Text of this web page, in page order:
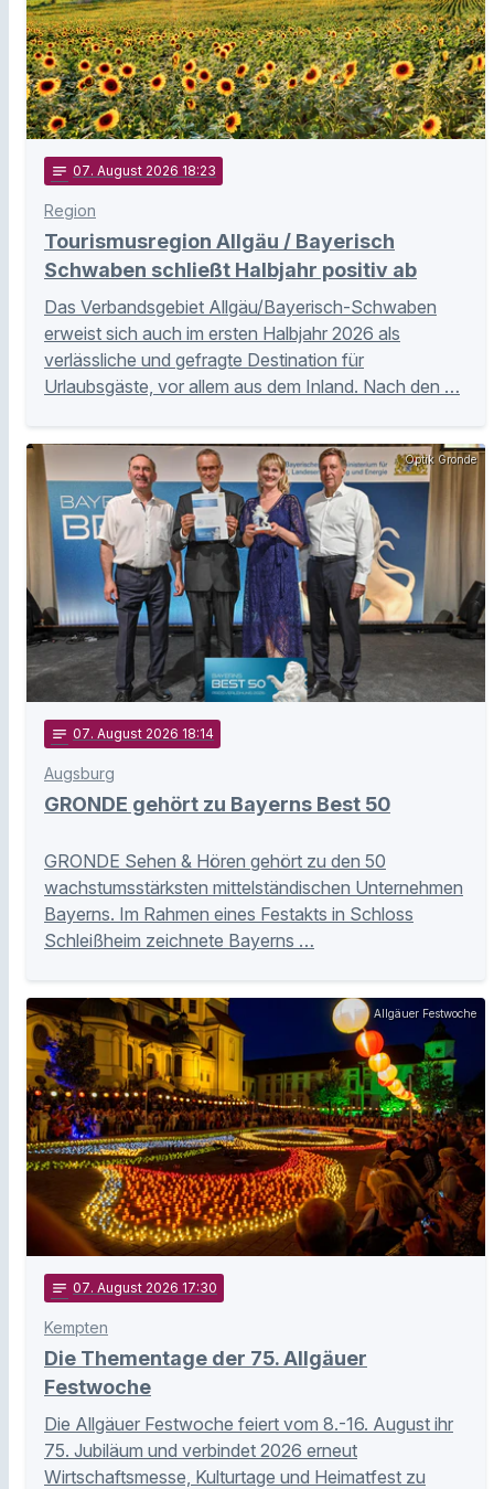
notes 07. August 2026 18:23
Region
Tourismusregion Allgäu / Bayerisch
Schwaben schließt Halbjahr positiv ab
Das Verbandsgebiet Allgäu/Bayerisch-Schwaben
erweist sich auch im ersten Halbjahr 2026 als
verlässliche und gefragte Destination für
Urlaubsgäste, vor allem aus dem Inland. Nach den …
Optik Gronde
notes 07. August 2026 18:14
Augsburg
GRONDE gehört zu Bayerns Best 50
GRONDE Sehen & Hören gehört zu den 50
wachstumsstärksten mittelständischen Unternehmen
Bayerns. Im Rahmen eines Festakts in Schloss
Schleißheim zeichnete Bayerns …
Allgäuer Festwoche
notes 07. August 2026 17:30
Kempten
Die Thementage der 75. Allgäuer
Festwoche
Die Allgäuer Festwoche feiert vom 8.-16. August ihr
75. Jubiläum und verbindet 2026 erneut
Wirtschaftsmesse, Kulturtage und Heimatfest zu